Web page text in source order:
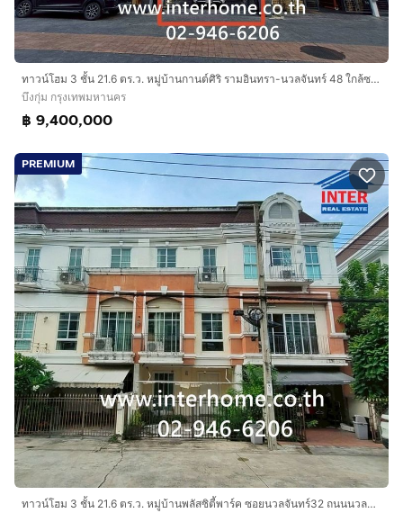
ทาวน์โฮม 3 ชั้น 21.6 ตร.ว. หมู่บ้านกานต์ศิริ รามอินทรา-นวลจันทร์ 48 ใกล้ซอยนวลจันทร์48 ถนนประดิษฐ์มนูธรรม ถนนนวลจันทร์ เขตบึงกุ่ม กรุงเทพ
บึงกุ่ม กรุงเทพมหานคร
฿ 9,400,000
PREMIUM
ทาวน์โฮม 3 ชั้น 21.6 ตร.ว. หมู่บ้านพลัสซิตี้พาร์ค ซอยนวลจันทร์32 ถนนนวลจันทร์ ถนนรามอินทรา เขตบึงกุ่ม กรุงเทพมหานคร